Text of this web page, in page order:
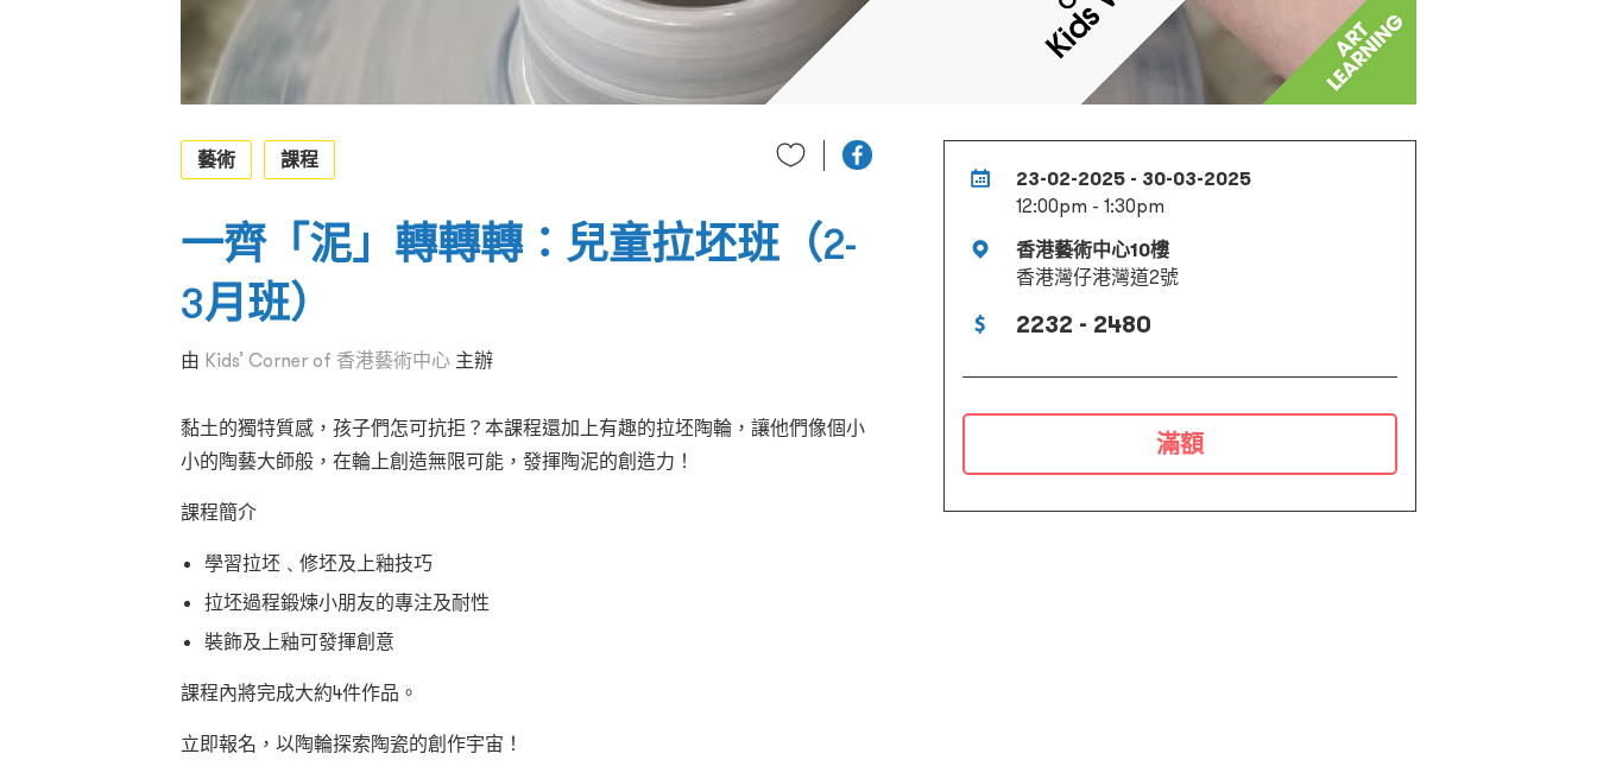
23-02-2025 - 30-03-2025
12:00pm - 1:30pm
香港藝術中心10樓
香港灣仔港灣道2號
2232 - 2480
滿額
藝術 課程
一齊「泥」轉轉轉：兒童拉坯班（2-
3月班）
由 Kids’ Corner of 香港藝術中心 主辦
黏土的獨特質感，孩子們怎可抗拒？本課程還加上有趣的拉坯陶輪，讓他們像個小
小的陶藝大師般，在輪上創造無限可能，發揮陶泥的創造力！
課程簡介
學習拉坯﹑修坯及上釉技巧
拉坯過程鍛煉小朋友的專注及耐性
裝飾及上釉可發揮創意
課程內將完成大約4件作品。
立即報名，以陶輪探索陶瓷的創作宇宙！